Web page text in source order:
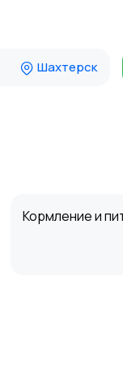
Шахтерск
Кормление и